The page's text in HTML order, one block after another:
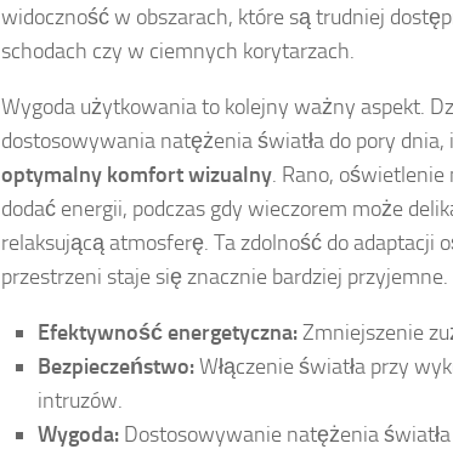
widoczność w obszarach, które są trudniej
schodach czy w ciemnych korytarzach.
Wygoda użytkowania to kolejny ważny aspekt.
dostosowywania natężenia światła do pory
optymalny komfort wizualny. Rano, oświetlenie
dodać energii, podczas gdy wieczorem może
relaksującą atmosferę. Ta zdolność do adaptacji
przestrzeni staje się znacznie bardziej przyjemne.
Efektywność energetyczna:Zmniejszenie
Bezpieczeństwo:Włączenie światła przy
intruzów.
Wygoda: Dostosowywanie natężenia